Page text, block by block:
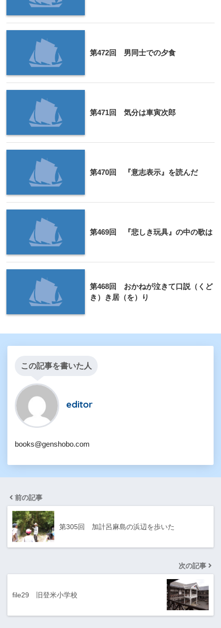
第472回 男同士での夕食
第471回 気分は車寅次郎
第470回 『意志表示』を読んだ
第469回 『悲しき玩具』の中の歌は
第468回 おかねが泣きて口説（くど
き）き居（を）り
この記事を書いた人
editor
books@genshobo.com
前の記事
第305回 加計呂麻島の浜辺を歩いた
次の記事
file29 旧登米小学校